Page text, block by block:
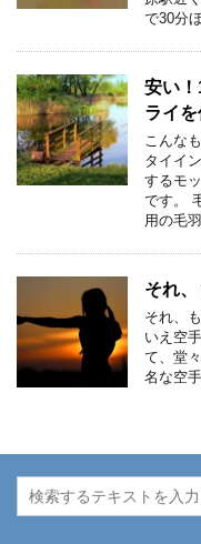
で30分
安い
ライを
こんな
タイイ
するモ
です。
用の毛
それ
それ、
いえ空
て、堂
名な空